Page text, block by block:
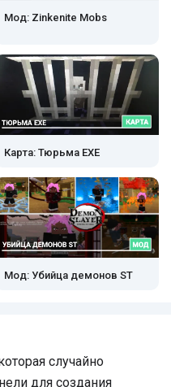
Мод: Zinkenite Mobs
Карта: Тюрьма EXE
Мод: Убийца демонов ST
случайно
для создания